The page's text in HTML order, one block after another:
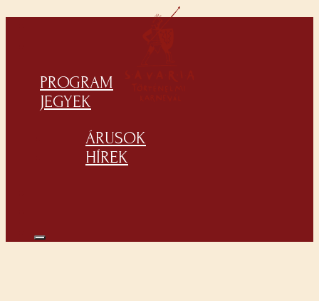
PROGRAM
JEGYEK
ÁRUSOK
HÍREK